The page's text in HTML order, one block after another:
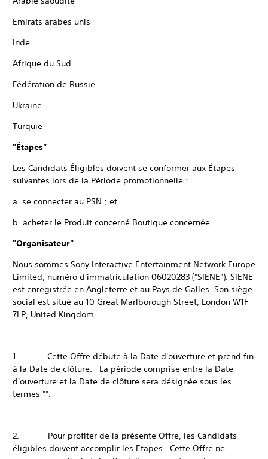
Emirats arabes unis
Inde
Afrique du Sud
Fédération de Russie
Ukraine
Turquie
"Étapes"
Les Candidats Éligibles doivent se conformer aux Étapes
suivantes lors de la Période promotionnelle :
a. se connecter au PSN ; et
b. acheter le Produit concerné Boutique concernée.
"Organisateur"
Nous sommes Sony Interactive Entertainment Network Europe
Limited, numéro d'immatriculation 06020283 ("SIENE"). SIENE
est enregistrée en Angleterre et au Pays de Galles. Son siège
social est situé au 10 Great Marlborough Street, London W1F
7LP, United Kingdom.
1. Cette Offre débute à la Date d'ouverture et prend fin
à la Date de clôture. La période comprise entre la Date
d'ouverture et la Date de clôture sera désignée sous les
termes "".
2. Pour profiter de la présente Offre, les Candidats
éligibles doivent accomplir les Etapes. Cette Offre ne